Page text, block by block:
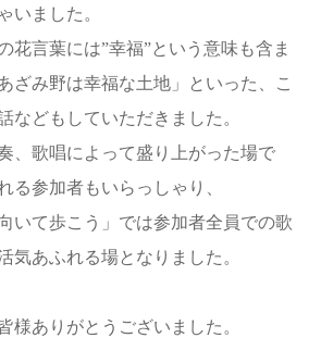
いました。
花言葉には”幸福”という意味も含ま
ざみ野は幸福な土地」といった、こ
などもしていただきました。
、歌唱によって盛り上がった場で
る参加者もいらっしゃり、
いて歩こう」では参加者全員での歌
気あふれる場となりました。
様ありがとうございました。